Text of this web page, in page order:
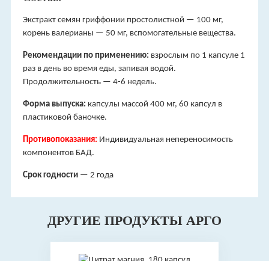
Экстракт семян гриффонии простолистной — 100 мг,
корень валерианы — 50 мг, вспомогательные вещества.
Рекомендации по применению: взрослым по 1 капсуле 1
раз в день во время еды, запивая водой.
Продолжительность — 4-6 недель.
Форма выпуска: капсулы массой 400 мг, 60 капсул в
пластиковой баночке.
Противопоказания: Индивидуальная непереносимость
компонентов БАД.
Срок годности— 2 года
ДРУГИЕ ПРОДУКТЫ АРГО